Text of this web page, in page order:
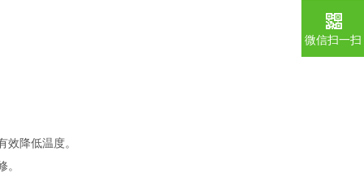
降低温度。
微信扫一扫